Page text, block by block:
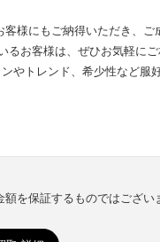
様にもご納得いただき、ご
お客様は、ぜひお気軽にご
やトレンド、希少性など
を保証するものではござい